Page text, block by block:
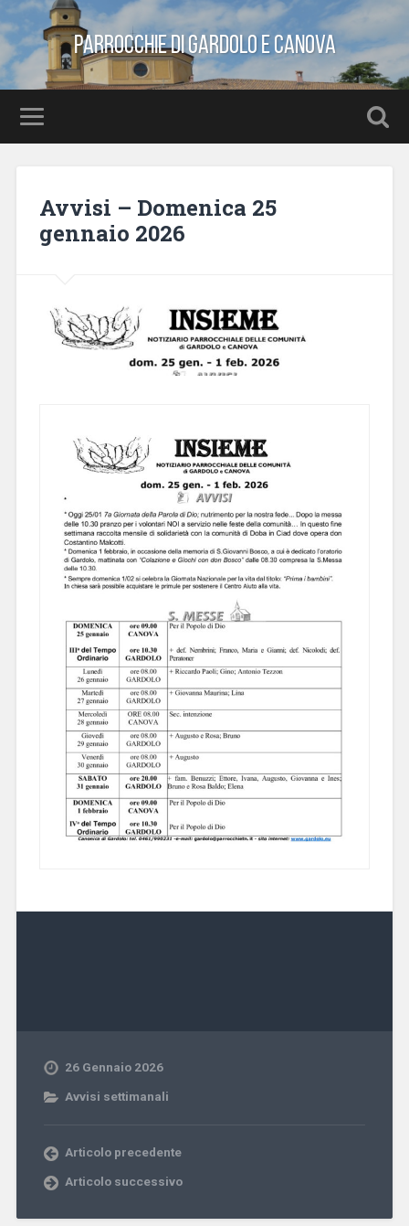
Parrocchie di Gardolo e Canova
Avvisi – Domenica 25
gennaio 2026
26 Gennaio 2026
Avvisi settimanali
Articolo precedente
Articolo successivo